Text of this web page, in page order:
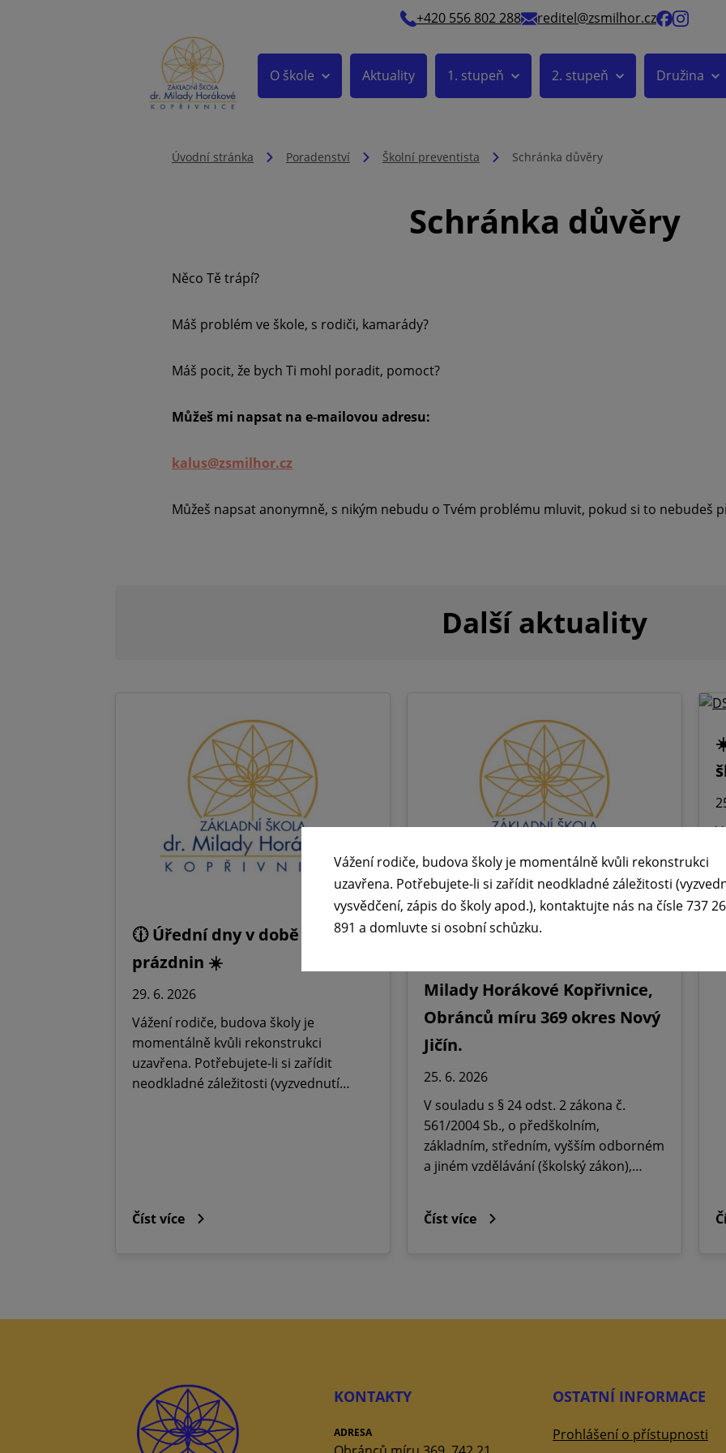
+420 556 802 288 reditel@zsmilhor.cz
O škole Aktuality 1. stupeň 2. stupeň Družina
Úvodní stránka Poradenství Školní preventista Schránka důvěry
Schránka důvěry
Něco Tě trápí?
Máš problém ve škole, s rodiči, kamarády?
Máš pocit, že bych Ti mohl poradit, pomoct?
Můžeš mi napsat na e-mailovou adresu:
kalus@zsmilhor.cz
Můžeš napsat anonymně, s nikým nebudu o Tvém problému mluvit, pokud si to nebudeš
Další aktuality
🕧 Úřední dny v době letních
prázdnin ☀️
29. 6. 2026
Vážení rodiče, budova školy je
momentálně kvůli rekonstrukci
uzavřena. Potřebujete-li si zařídit
neodkladné záležitosti (vyzvednutí…
Číst více
🪧Oznámení o udělení
Milady Horákové Kopřivnice,
Obránců míru 369 okres Nový
Jičín.
25. 6. 2026
V souladu s § 24 odst. 2 zákona č.
561/2004 Sb., o předškolním,
základním, středním, vyšším odborném
a jiném vzdělávání (školský zákon),…
Číst více
KONTAKTY
ADRESA
OSTATNÍ INFORMACE
Prohlášení o přístupnosti
Vážení rodiče, budova školy je momentálně kvůli rekonstrukci
uzavřena. Potřebujete-li si zařídit neodkladné záležitosti
vysvědčení, zápis do školy apod.), kontaktujte nás na čísle 737
891 a domluvte si osobní schůzku.